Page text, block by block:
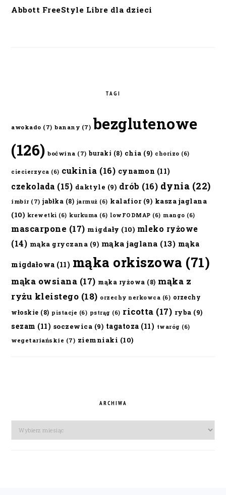
Abbott FreeStyle Libre dla dzieci
TAGI
awokado (7) banany (7) bezglutenowe
(126) boćwina (7) buraki (8) chia (9) chorizo (6)
ciecierzyca (6) cukinia (16) cynamon (11)
czekolada (15) daktyle (9) drób (16) dynia (22)
imbir (7) jabłka (8) jarmuż (6) kalafior(9) kasza jaglana
(10) krewetki (6) kurkuma (6) lowFODMAP (6) mango (6)
mascarpone (17) migdały (10) mleko ryżowe
(14) mąka gryczana (9) mąka jaglana (13) mąka
migdałowa (11) mąka orkiszowa (71)
mąka owsiana (17) mąka ryżowa (8) mąka z
ryżu kleistego (18) orzechy nerkowca (6) orzechy
włoskie (8) pistacje (6) pstrąg (6) ricotta (17) ryba (9)
sezam (11) soczewica (9) tagatoza (11) twaróg (6)
wegetariańskie (7) ziemniaki (10)
ARCHIWA
Archiwa